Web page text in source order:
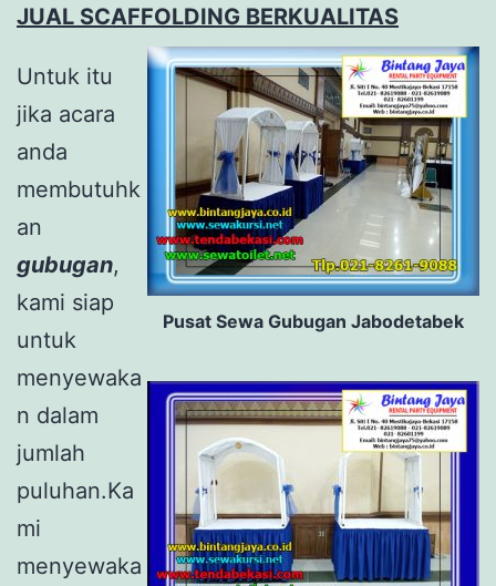
JUAL SCAFFOLDING BERKUALITAS
Pusat Sewa Gubugan Jabodetabek
Untuk itu
jika acara
anda
membutuhk
an
gubugan,
kami siap
untuk
menyewaka
n dalam
jumlah
puluhan.Ka
mi
menyewaka